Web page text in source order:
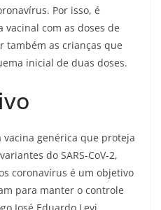
Por isso, é
com as doses de
também as crianças que
inicial de duas doses.
genérica que proteja
do SARS-CoV-2,
coronavírus é um objetivo
para manter o controle